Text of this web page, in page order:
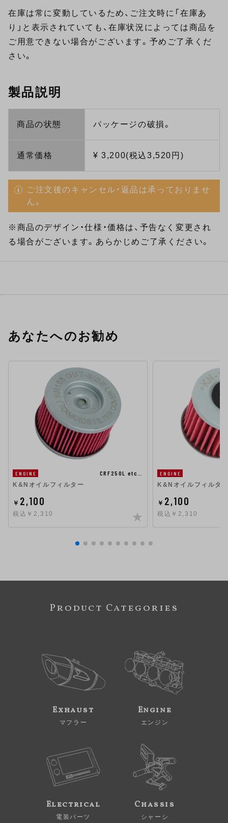
在庫は常に変動しているため、ご注文時に「在庫あ
り」と表示されていても、在庫状況によっては商品を
ご用意できない場合がございます。予めご了承くだ
さい。
製品説明
商品の状態 パッケージの破損。
通常価格 ¥ 3,200(税込3,520円)
ご注文後のキャンセル・返品は承っておりませ
ん。
※商品のデザイン・仕様・価格は、予告なく変更され
る場合がございます。あらかじめご了承ください。
あなたへのお勧め
ENGINE
CRF250L etc…
K&Nオイルフィルター
￥ 2,100
税込￥2,310
ENGINE
K&Nオイルフィルタ
￥ 2,100
税込￥2,310
Product Categories
Exhaust
マフラー
Engine
エンジン
Electrical
電装パーツ
Chassis
シャーシ